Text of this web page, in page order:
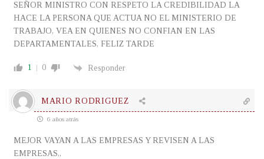
SEÑOR MINISTRO CON RESPETO LA CREDIBILIDAD LA
HACE LA PERSONA QUE ACTUA NO EL MINISTERIO DE
TRABAJO, VEA EN QUIENES NO CONFIAN EN LAS
DEPARTAMENTALES, FELIZ TARDE
1 0 Responder
MARIO RODRIGUEZ
6 años atrás
MEJOR VAYAN A LAS EMPRESAS Y REVISEN A LAS
EMPRESAS,,